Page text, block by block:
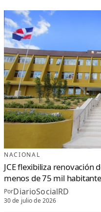
NACIONAL
JCE flexibiliza renovación
menos de 75 mil
PorDiarioSocialRD
30 de julio de 2026